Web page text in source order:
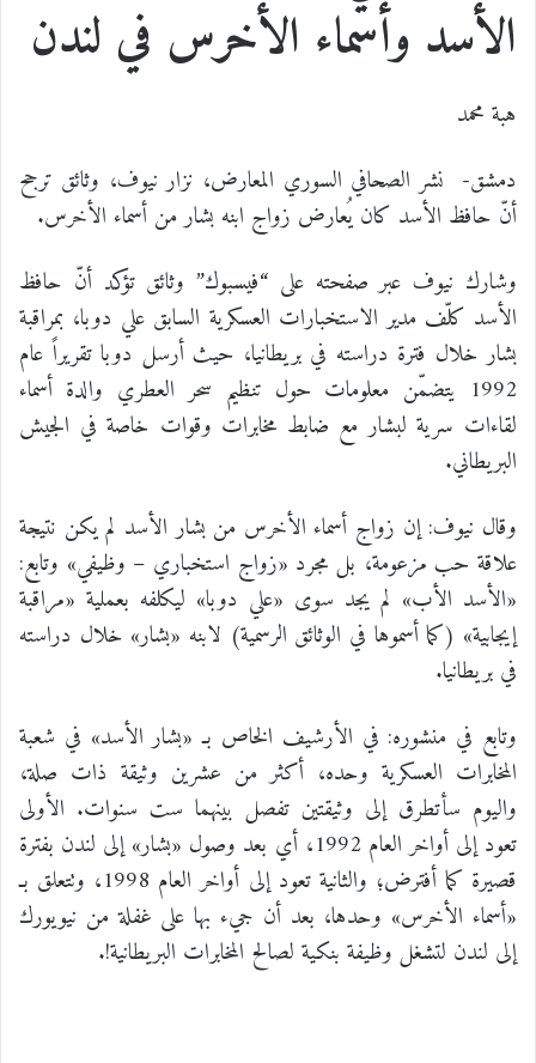
الأسد وأسماء الأخرس في لندن
هبة محمد
دمشق- نشر الصحافي السوري المعارض، نزار نيوف، وثائق ترجح
أنّ حافظ الأسد كان يُعارض زواج ابنه بشار من أسماء الأخرس.
وشارك نيوف عبر صفحته على “فيسبوك” وثائق تؤكد أنّ حافظ
الأسد كلّف مدير الاستخبارات العسكرية السابق علي دوبا، بمراقبة
بشار خلال فترة دراسته في بريطانيا، حيث أرسل دوبا تقريراً عام
1992 يتضمّن معلومات حول تنظيم سحر العطري والدة أسماء
لقاءات سرية لبشار مع ضابط مخابرات وقوات خاصة في الجيش
البريطاني.
وقال نيوف: إن زواج أسماء الأخرس من بشار الأسد لم يكن نتيجة
علاقة حب مزعومة، بل مجرد «زواج استخباري – وظيفي» وتابع:
«الأسد الأب» لم يجد سوى «علي دوبا» ليكلفه بعملية «مراقبة
إيجابية» (كما أسموها في الوثائق الرسمية) لابنه «بشار» خلال دراسته
في بريطانيا.
وتابع في منشوره: في الأرشيف الخاص بـ «بشار الأسد» في شعبة
المخابرات العسكرية وحده، أكثر من عشرين وثيقة ذات صلة،
واليوم سأتطرق إلى وثيقتين تفصل بينهما ست سنوات. الأولى
تعود إلى أواخر العام 1992، أي بعد وصول «بشار» إلى لندن بفترة
قصيرة كما أفترض؛ والثانية تعود إلى أواخر العام 1998، وتتعلق بـ
«أسماء الأخرس» وحدها، بعد أن جيء بها على غفلة من نيويورك
إلى لندن لتشغل وظيفة بنكية لصالح المخابرات البريطانية!.